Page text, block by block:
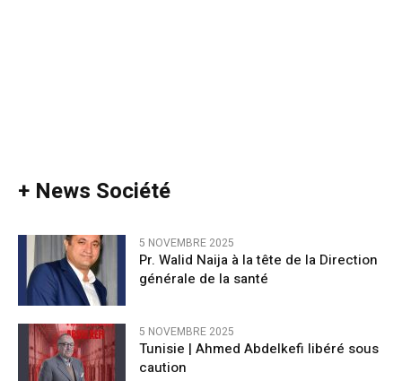
+ News Société
5 NOVEMBRE 2025
Pr. Walid Naija à la tête de la Direction
générale de la santé
5 NOVEMBRE 2025
Tunisie | Ahmed Abdelkefi libéré sous
caution